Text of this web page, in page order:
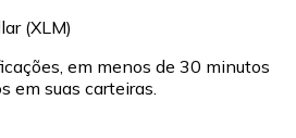
(XLM)
em menos de 30 minutos
em suas carteiras.